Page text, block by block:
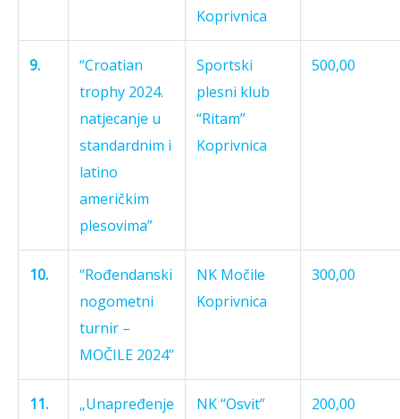
Koprivnica
9.
“Croatian
trophy 2024.
natjecanje u
standardnim i
latino
američkim
plesovima”
Sportski
plesni klub
“Ritam”
Koprivnica
500,00
10.
“Rođendanski
nogometni
turnir –
MOČILE 2024”
NK Močile
Koprivnica
300,00
11.
„Unapređenje
NK “Osvit”
200,00